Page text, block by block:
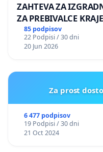
ZAHTEVA ZA
ZA PREBIVALCE
PRESTRANEK
85 podpisov
22 Podpisi / 30 dni
20 Jun 2026
Za prost
6 477 podpisov
19 Podpisi / 30 dni
21 Oct 2024